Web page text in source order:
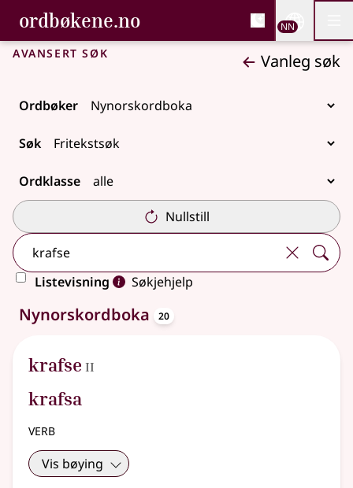
Gå til hovudinnhald
Tilgjenge
ordbøkene.no, Bokmålsordboka og
Bokmålsordboka og Nynorskordboka
NN
Avansert søk Vanleg søk
Ordbøker
Søk
Ordklasse
Nullstill
Listevisning
Søkjehjelp
20 treff
Nynorskordboka 20
krafse 2
II
krafsa
verb
Vis bøying